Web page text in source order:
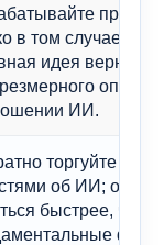
проект
в том случае,
идея верна,
ИИ.
торгуйте
об ИИ; они
быстрее, чем